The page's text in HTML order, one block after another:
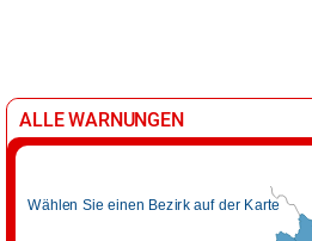
ALLE WARNUNGEN
Wählen Sie einen Bezirk auf der Karte